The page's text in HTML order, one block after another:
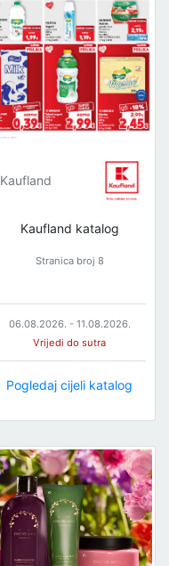
Kaufland
Kaufland katalog
Stranica broj 8
06.08.2026. - 11.08.2026.
Vrijedi do sutra
Pogledaj cijeli katalog